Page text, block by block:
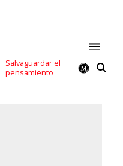
Salvaguardar el
pensamiento